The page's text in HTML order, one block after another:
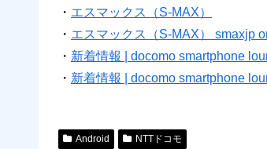
・ エスマックス（S-MAX）
・ エスマックス（S-MAX） smaxjp
・ 新着情報 | docomo smartphone
・ 新着情報 | docomo smartphone
Android NTTドコモ